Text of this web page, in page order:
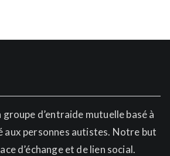
d’entraide mutuelle basé à
aux personnes autistes. Notre but
d’échange et de lien social.